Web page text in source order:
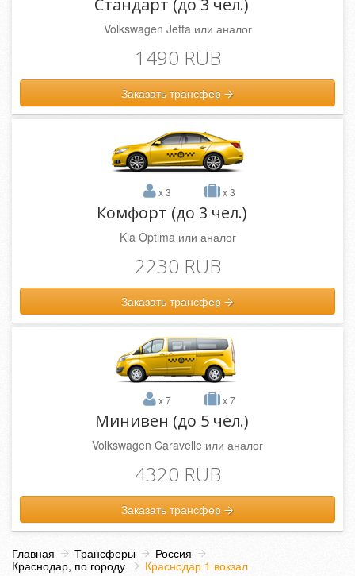
Главная Трансферы
Россия
Краснодар, по городу
Краснодар 1 вокзал
Стандарт (до 3 чел.)
Volkswagen Jetta или аналог
1490 RUB
Заказать трансфер
x 3 x 3
Комфорт (до 3 чел.)
Kia Optima или аналог
2230 RUB
Заказать трансфер
x 7 x 7
Минивен (до 5 чел.)
Volkswagen Caravelle или аналог
4320 RUB
Заказать трансфер